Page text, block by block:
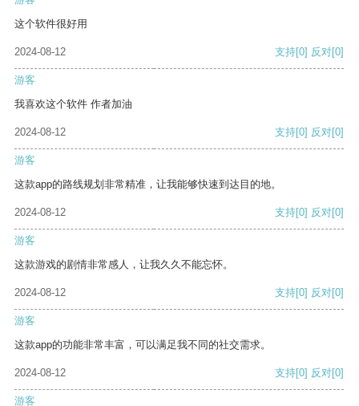
这个软件很好用
2024-08-12 支持[0] 反对[0]
游客
我喜欢这个软件 作者加油
2024-08-12 支持[0] 反对[0]
游客
这款app的路线规划非常精准，让我能够快速到达目的地。
2024-08-12 支持[0] 反对[0]
游客
这款游戏的剧情非常感人，让我久久不能忘怀。
2024-08-12 支持[0] 反对[0]
游客
这款app的功能非常丰富，可以满足我不同的社交需求。
2024-08-12 支持[0] 反对[0]
游客